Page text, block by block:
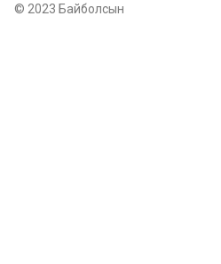
© 2023 Байболсын